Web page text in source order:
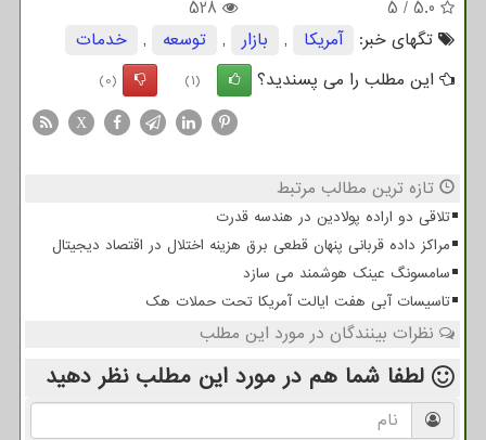
5.0
/
5
528
تگهای خبر:
آمریكا , بازار , توسعه ,
خدمات
این مطلب را می پسندید؟
(1)
(0)
X
تازه ترین مطالب مرتبط
تلاقی دو اراده پولادین در هندسه قدرت
مراکز داده قربانی پنهان قطعی برق هزینه اختلال در اقتصاد دیجیتال
سامسونگ عینک هوشمند می سازد
تاسیسات آبی هفت ایالت آمریکا تحت حملات هک
نظرات بینندگان در مورد این مطلب
لطفا شما هم در مورد این مطلب نظر دهید